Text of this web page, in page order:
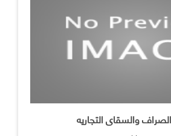
والسقاى التجاريه